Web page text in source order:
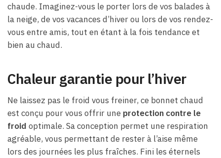
chaude. Imaginez-vous le porter lors de vos balades à
la neige, de vos vacances d’hiver ou lors de vos rendez-
vous entre amis, tout en étant à la fois tendance et
bien au chaud.
Chaleur garantie pour l’hiver
Ne laissez pas le froid vous freiner, ce bonnet chaud
est conçu pour vous offrir une protection contre le
froid optimale. Sa conception permet une respiration
agréable, vous permettant de rester à l’aise même
lors des journées les plus fraîches. Fini les éternels